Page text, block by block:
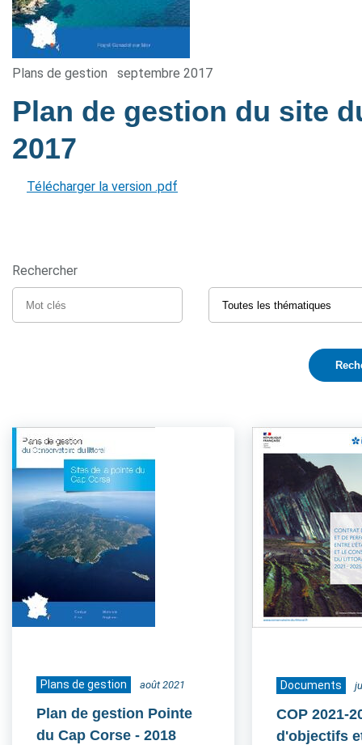
Plans de gestion septembre 2017
Plan de gestion du site
2017
Télécharger la version .pdf
Rechercher
Plans de gestion août 2021
Plan de gestion Pointe
du Cap Corse - 2018
Documents
COP 2021-
d'objectifs